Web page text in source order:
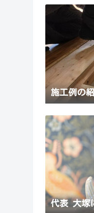
施工例の
代表 大塚